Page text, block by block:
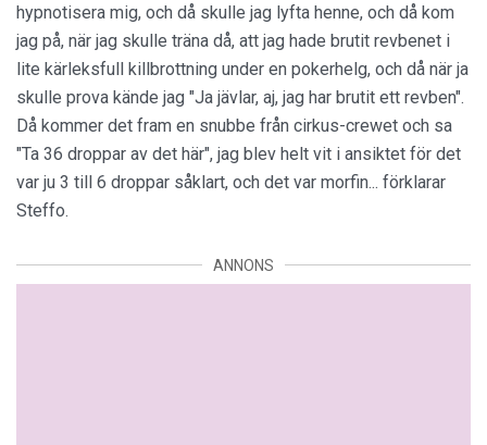
hypnotisera mig, och då skulle jag lyfta henne, och då kom
jag på, när jag skulle träna då, att jag hade brutit revbenet i
lite kärleksfull killbrottning under en pokerhelg, och då när ja
skulle prova kände jag "Ja jävlar, aj, jag har brutit ett revben".
Då kommer det fram en snubbe från cirkus-crewet och sa
"Ta 36 droppar av det här", jag blev helt vit i ansiktet för det
var ju 3 till 6 droppar såklart, och det var morfin... förklarar
Steffo.
ANNONS